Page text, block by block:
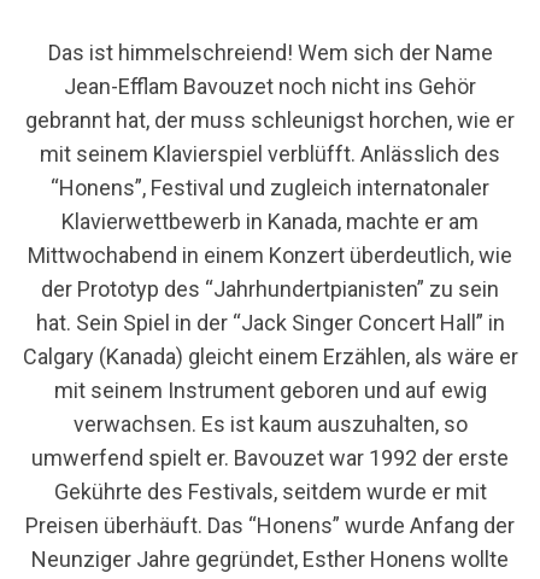
Das ist himmelschreiend! Wem sich der Name
Jean-Efflam Bavouzet noch nicht ins Gehör
gebrannt hat, der muss schleunigst horchen, wie er
mit seinem Klavierspiel verblüfft. Anlässlich des
“Honens”, Festival und zugleich internatonaler
Klavierwettbewerb in Kanada, machte er am
Mittwochabend in einem Konzert überdeutlich, wie
der Prototyp des “Jahrhundertpianisten” zu sein
hat. Sein Spiel in der “Jack Singer Concert Hall” in
Calgary (Kanada) gleicht einem Erzählen, als wäre er
mit seinem Instrument geboren und auf ewig
verwachsen. Es ist kaum auszuhalten, so
umwerfend spielt er. Bavouzet war 1992 der erste
Gekührte des Festivals, seitdem wurde er mit
Preisen überhäuft. Das “Honens” wurde Anfang der
Neunziger Jahre gegründet, Esther Honens wollte